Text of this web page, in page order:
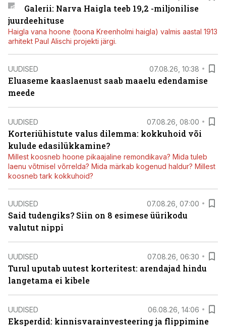
Galerii: Narva Haigla teeb 19,2 -miljonilise
juurdeehituse
Haigla vana hoone (toona Kreenholmi haigla) valmis aastal 1913
arhitekt Paul Alischi projekti järgi.
UUDISED 07.08.26, 10:38
Eluaseme kaaslaenust saab maaelu edendamise
meede
UUDISED 07.08.26, 08:00
Korteriühistute valus dilemma: kokkuhoid või
kulude edasilükkamine?
Millest koosneb hoone pikaajaline remondikava? Mida tuleb
laenu võtmisel võrrelda? Mida märkab kogenud haldur? Millest
koosneb tark kokkuhoid?
UUDISED 07.08.26, 07:00
Said tudengiks? Siin on 8 esimese üürikodu
valutut nippi
UUDISED 07.08.26, 06:30
Turul uputab uutest korteritest: arendajad hindu
langetama ei kibele
UUDISED 06.08.26, 14:06
Eksperdid: kinnisvarainvesteering ja flippimine